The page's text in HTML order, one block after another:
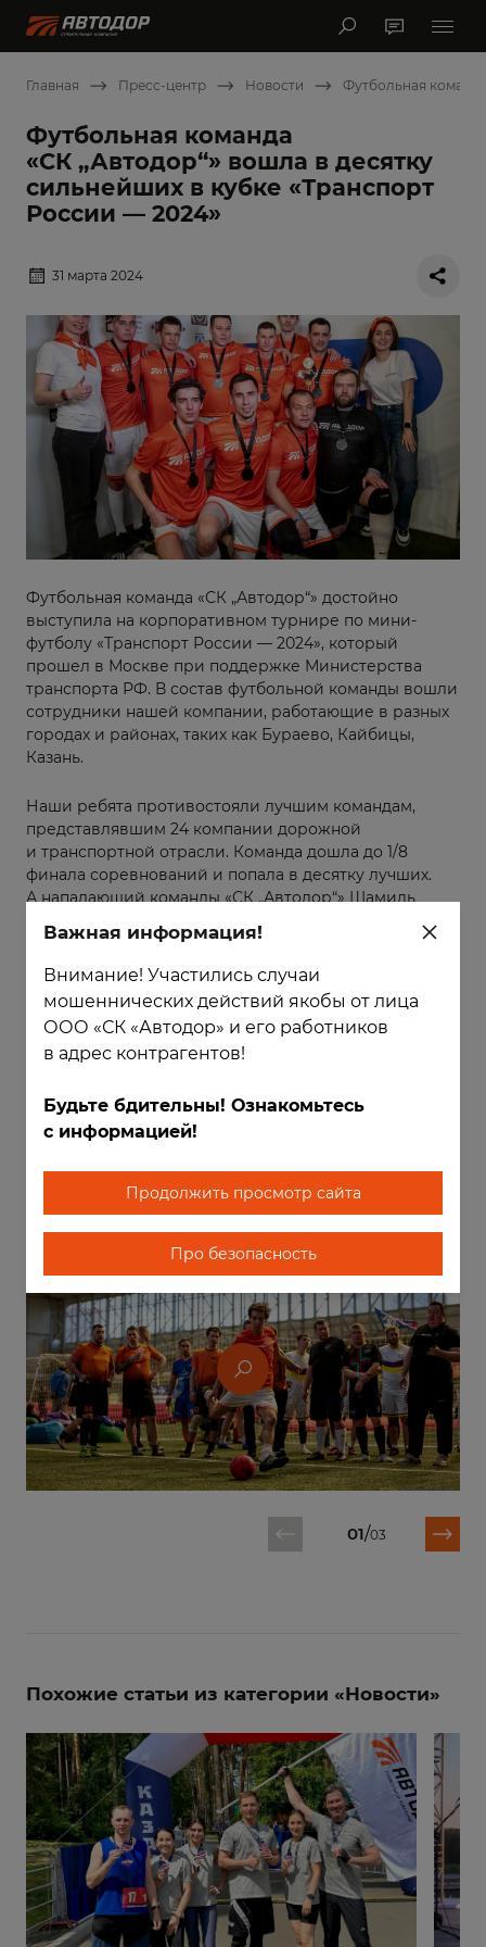
Главная Пресс-центр Новости Футбольная
Футбольная команда
«СК „Автодор“» вошла в десятку
сильнейших в кубке «Транспорт
России — 2024»
31 марта 2024
Футбольная команда «СК „Автодор“» достойно
выступила на корпоративном турнире по мини-
футболу «Транспорт России — 2024», который
прошел в Москве при поддержке Министерства
транспорта РФ. В состав футбольной команды вошли
сотрудники нашей компании, работающие в разных
городах и районах, таких как Бураево, Кайбицы,
Казань.
Наши ребята противостояли лучшим командам,
представлявшим 24 компании дорожной
и транспортной отрасли. Команда дошла до 1/8
финала соревнований и попала в десятку лучших.
А нападающий команды «СК „Автодор“» Шамиль
Кроме того, в конкурсе фанатов победу одержали
наши болельщики! Поздравляем наших коллег
и ждем покорения новых вершин!
К слову, на турнир в Москву команда
ООО «СК „Автодор“» поехала по скоростной
в строительстве которой принимает участие.
По пути в столицу наши спортсмены и болельщики
многофункциональных зонах и смогли на себе
ощутить качество и безопасность дороги.
01/03
Похожие статьи из категории «Новости»
Важная информация!
Внимание! Участились случаи
мошеннических действий якобы от лица
ООО «СК «Автодор» и его работников
в адрес контрагентов!
Будьте бдительны! Ознакомьтесь
с информацией!
Продолжить просмотр сайта
Про безопасность